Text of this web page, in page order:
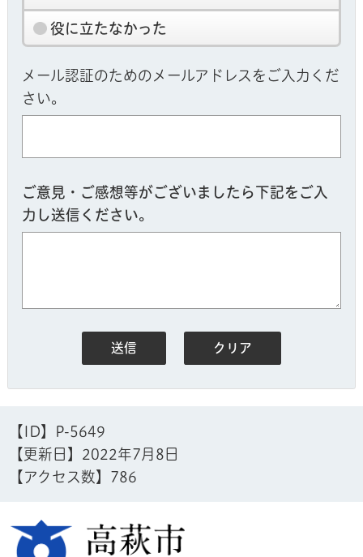
役に立たなかった
メール認証のためのメールアドレスをご入力くだ
さい。
ご意見・ご感想等がございましたら下記をご入
力し送信ください。
【ID】
P-5649
【更新日】 2022年7月8日
【アクセス数】 786